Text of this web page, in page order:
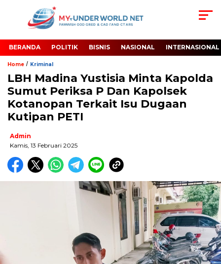
BERANDA POLITIK BISNIS NASIONAL INTERNASIONAL
Home / Kriminal
LBH Madina Yustisia Minta Kapolda
Sumut Periksa P Dan Kapolsek
Kotanopan Terkait Isu Dugaan
Kutipan PETI
Admin
Kamis, 13 Februari 2025